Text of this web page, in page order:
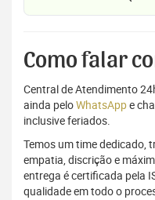
Como falar
Central de Atendimento
ainda peloWhatsAppe
inclusive feriados.
Temos um time dedicado,
empatia, discrição e
entrega é certificada pela
qualidade em todo o